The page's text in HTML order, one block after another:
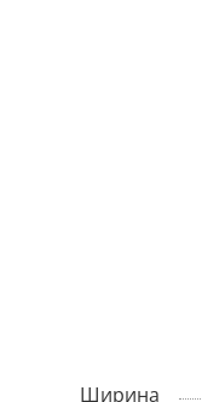
Ширина